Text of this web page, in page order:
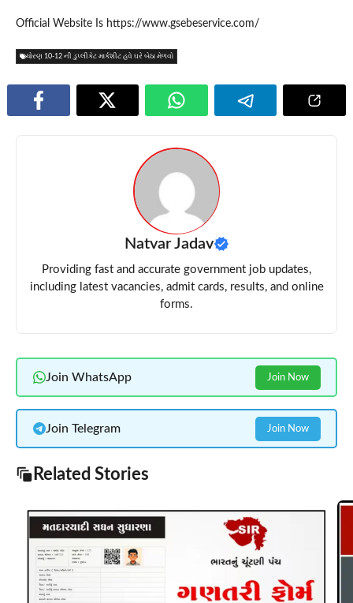
Official Website Is https://www.gsebeservice.com/
ધોરણ 10-12 ની ડુપ્લીકેટ માર્કશીટ હવે ઘરે બેઠા મેળવો
Natvar Jadav
Providing fast and accurate government job updates,
including latest vacancies, admit cards, results, and online
forms.
Join WhatsApp Join Now
Join Telegram Join Now
Related Stories